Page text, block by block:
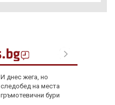
И днес жега, но
следобед на места
гръмотевични бури